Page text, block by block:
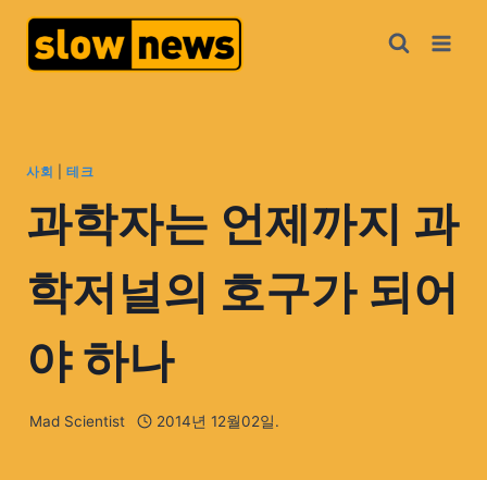
사회 테크
과학자는 언제까지 과
학저널의 호구가 되어
야 하나
Mad Scientist 2014년 12월02일.